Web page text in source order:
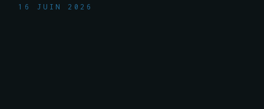
16 JUIN 2026